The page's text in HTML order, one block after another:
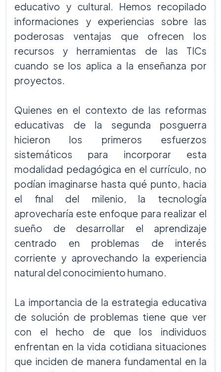
educativo y cultural. Hemos recopilado
informaciones y experiencias sobre las
poderosas ventajas que ofrecen los
recursos y herramientas de las TICs
cuando se los aplica a la enseñanza por
proyectos.
Quienes en el contexto de las reformas
educativas de la segunda posguerra
hicieron los primeros esfuerzos
sistemáticos para incorporar esta
modalidad pedagógica en el currículo, no
podían imaginarse hasta qué punto, hacia
el final del milenio, la tecnología
aprovecharía este enfoque para realizar el
sueño de desarrollar el aprendizaje
centrado en problemas de interés
corriente y aprovechando la experiencia
natural del conocimiento humano.
La importancia de la estrategia educativa
de solución de problemas tiene que ver
con el hecho de que los individuos
enfrentan en la vida cotidiana situaciones
que inciden de manera fundamental en la